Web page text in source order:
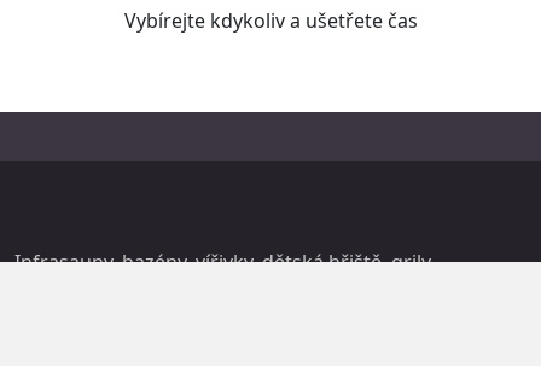
Vybírejte kdykoliv a ušetřete čas
Infrasauny, bazény, vířivky, dětská hřiště, grily,